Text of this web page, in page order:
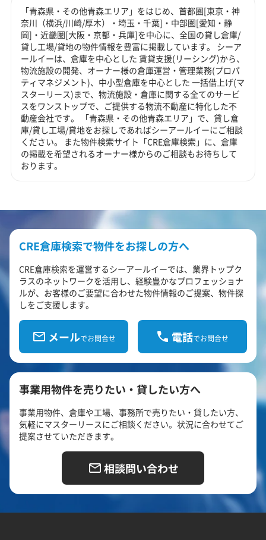
「青森県・その他青森エリア」をはじめ、首都圏[東京・神
奈川（横浜/川崎/厚木）・埼玉・千葉]・中部圏[愛知・静
岡]・近畿圏[大阪・京都・兵庫]を中心に、全国の貸し倉庫/
貸し工場/貸地の物件情報を豊富に掲載しています。 シーア
ールイーは、倉庫を中心とした 賃貸支援(リーシング)から、
物流施設の開発、オーナー様の倉庫運営・管理業務(プロパ
ティマネジメント)、中小型倉庫を中心とした 一括借上げ(マ
スターリース)まで、物流施設・倉庫に関する全てのサービ
スをワンストップで、ご提供する物流不動産に特化した不
動産会社です。 「青森県・その他青森エリア」で、貸し倉
庫/貸し工場/貸地をお探しであればシーアールイーにご相談
ください。 また物件検索サイト「CRE倉庫検索」に、倉庫
の掲載を希望されるオーナー様からのご相談もお待ちして
おります。
CRE倉庫検索で物件をお探しの方へ
CRE倉庫検索を運営するシーアールイーでは、業界トップク
ラスのネットワークを活用し、経験豊かなプロフェッショナ
ルが、お客様のご要望に合わせた物件情報のご提案、物件探
しをご支援します。
メールでお問合せ 電話でお問合せ
事業用物件を売りたい・貸したい方へ
事業用物件、倉庫や工場、事務所で売りたい・貸したい方、
気軽にマスターリースにご相談ください。状況に合わせてご
提案させていただきます。
相談問い合わせ